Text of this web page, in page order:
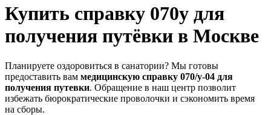
Купить справку 070у для
получения путёвки в Москве
Планируете оздоровиться в санатории? Мы готовы
предоставить вам медицинскую справку 070/у-04 для
получения путевки. Обращение в наш центр позволит
избежать бюрократические проволочки и сэкономить время
на сборы.